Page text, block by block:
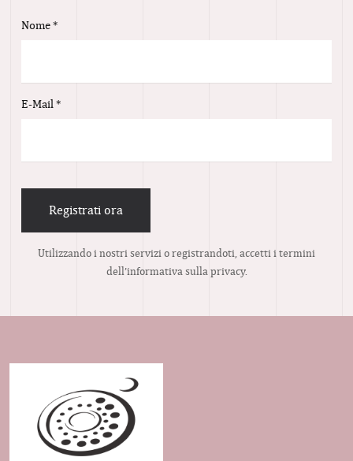
Nome*
E-Mail *
Registrati ora
Utilizzando i nostri servizi o registrandoti, accetti i termini
dell’informativa sulla privacy.